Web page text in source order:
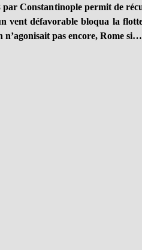
par Constantinople permit de
vent défavorable bloqua la
n’agonisait pas encore, Rome si…